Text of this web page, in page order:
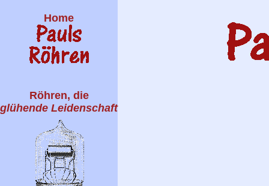
Home
Röhren, die
glühende Leidenschaft